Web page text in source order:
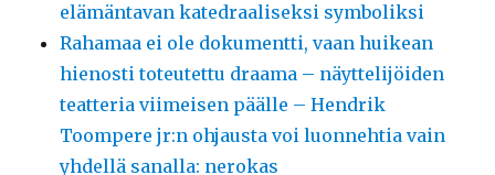
elämäntavan katedraaliseksi symboliksi
Rahamaa ei ole dokumentti, vaan huikean
hienosti toteutettu draama – näyttelijöiden
teatteria viimeisen päälle – Hendrik
Toompere jr:n ohjausta voi luonnehtia vain
yhdellä sanalla: nerokas